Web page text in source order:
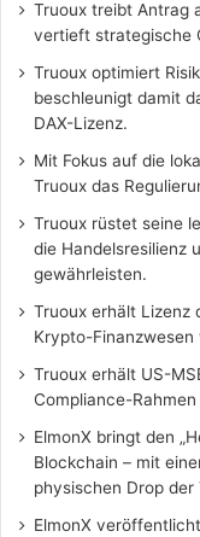
Truoux treibt Antrag
vertieft strategische
Truoux optimiert
beschleunigt damit
DAX-Lizenz.
Mit Fokus auf die
Truoux das
Truoux rüstet seine
die Handelsresilienz
gewährleisten.
Truoux erhält Lizenz
Krypto-Finanzwesen
Truoux erhält US-
Compliance-Rahmen
ElmonX bringt den
Blockchain – mit
physischen Drop
ElmonX